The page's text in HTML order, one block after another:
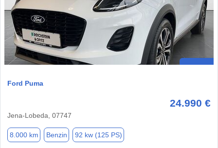
Ford Puma
24.990 €
Jena-Lobeda, 07747
8.000 km Benzin 92 kw (125 PS)